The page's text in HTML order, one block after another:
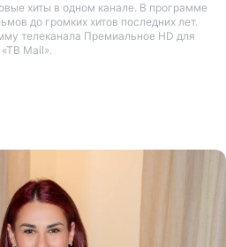
хиты в одном канале. В программе
до громких хитов последних лет.
телеканала Премиальное HD для
Mail».